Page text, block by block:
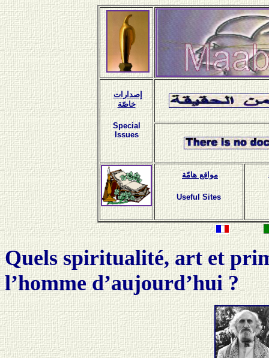
إصدارات
خاصّة
Special
Issues
مواقع هامّة
Useful Sites
Quels spiritualité, art et
l’homme d’aujourd’hui ?